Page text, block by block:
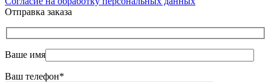
Отправка заказа
Ваше имя
Ваш телефон*